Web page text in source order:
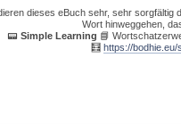
dieses eBuch sehr, sehr sorgfältig
Wort hinweggehen,
📟Simple Learning 📘
🧮https://bodhie.eu/